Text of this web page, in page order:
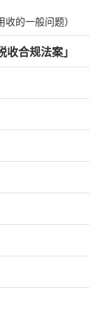
收的一般问题）
收合规法案」